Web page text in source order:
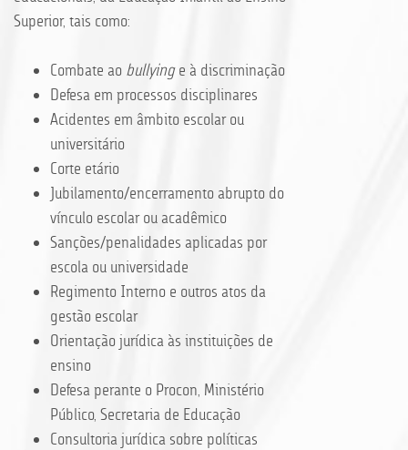
Superior, tais como:
Combate ao bullyinge à discriminação
Defesa em processos disciplinares
Acidentes em âmbito escolar ou
universitário
Corte etário
Jubilamento/encerramento abrupto do
vínculo escolar ou acadêmico
Sanções/penalidades aplicadas por
escola ou universidade
Regimento Interno e outros atos da
gestão escolar
Orientação jurídica às instituições de
ensino
Defesa perante o Procon, Ministério
Público, Secretaria de Educação
Consultoria jurídica sobre políticas